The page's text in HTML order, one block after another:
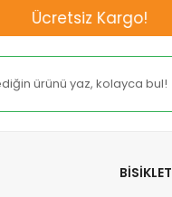
Ücretsiz Kargo!
BİSİKLET